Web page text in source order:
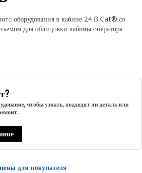
оборудования в кабине 24 В Cat® со
для облицовки кабины оператора
чтобы узнать, подходит ли деталь или
для покупателя